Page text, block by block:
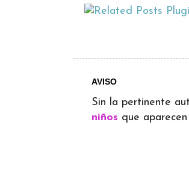
AVISO
Sin la pertinente
niños que